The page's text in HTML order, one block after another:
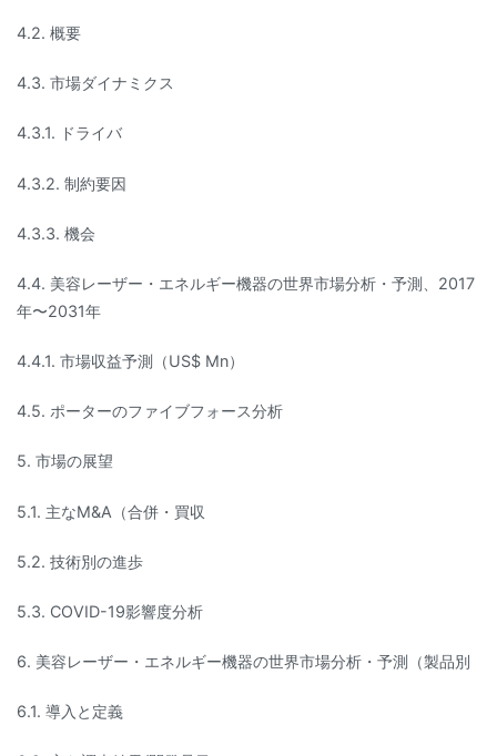
4.2. 概要
4.3. 市場ダイナミクス
4.3.1. ドライバ
4.3.2. 制約要因
4.3.3. 機会
4.4. 美容レーザー・エネルギー機器の世界市場分析・予測、2017
年〜2031年
4.4.1. 市場収益予測（US$ Mn）
4.5. ポーターのファイブフォース分析
5. 市場の展望
5.1. 主なM&A（合併・買収
5.2. 技術別の進歩
5.3. COVID-19影響度分析
6. 美容レーザー・エネルギー機器の世界市場分析・予測（製品別
6.1. 導入と定義